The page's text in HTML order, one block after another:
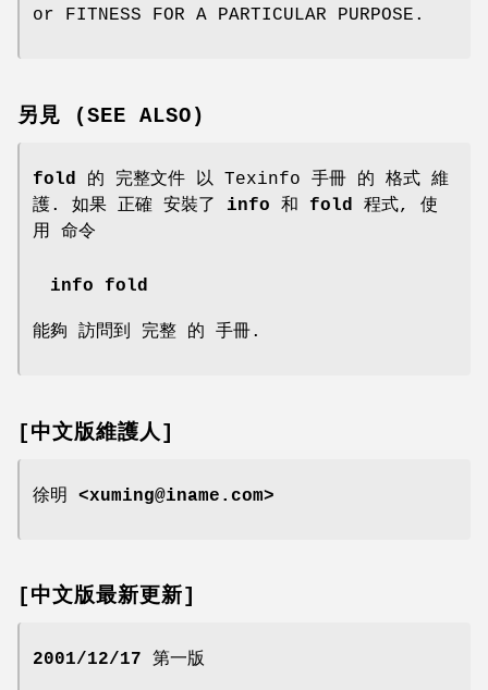
or FITNESS FOR A PARTICULAR PURPOSE.
另見 (SEE ALSO)
fold 的 完整文件 以 Texinfo 手冊 的 格式 維
護. 如果 正確 安裝了 info 和 fold 程式, 使
用 命令
info fold
能夠 訪問到 完整 的 手冊.
[中文版維護人]
徐明 <xuming@iname.com>
[中文版最新更新]
2001/12/17 第一版